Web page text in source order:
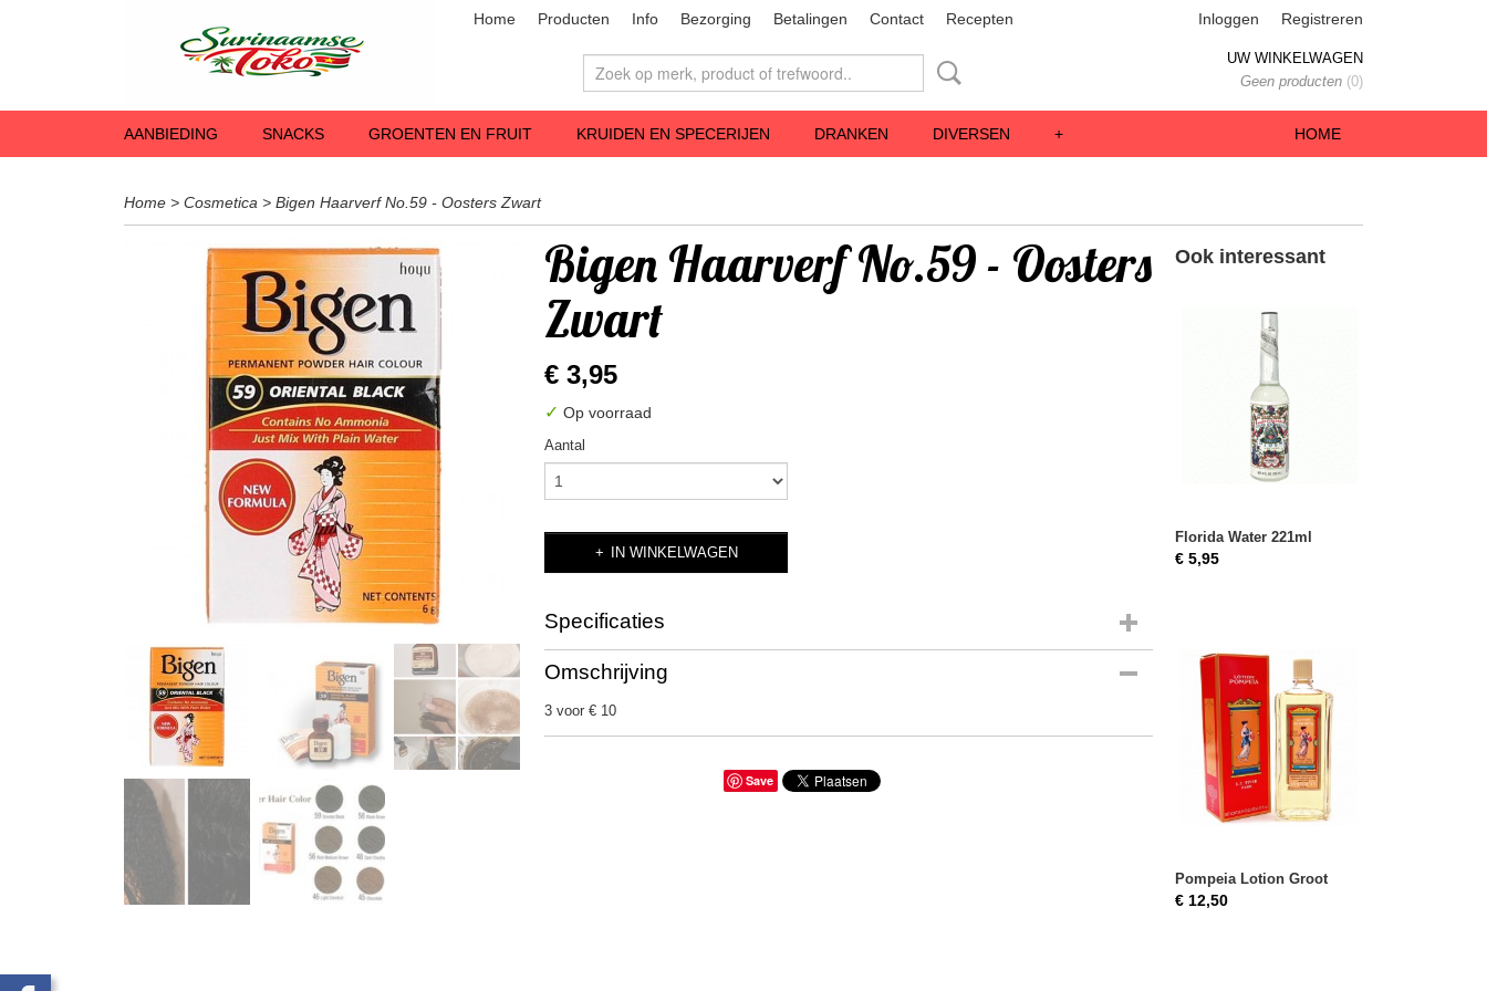
Home Producten Info Bezorging Betalingen Contact Recepten Inloggen Registreren
UW WINKELWAGEN
Geen producten (0)
HOME
AANBIEDING SNACKS GROENTEN EN FRUIT KRUIDEN EN SPECERIJEN DRANKEN DIVERSEN +
Home > Cosmetica > Bigen Haarverf No.59 - Oosters Zwart
Bigen Haarverf No.59 - Oosters
Zwart
€ 3,95
✓ Op voorraad
Aantal
IN WINKELWAGEN
Specificaties
Productcode
Omschrijving
3 voor € 10
Save
Ook interessant
Florida Water 221ml
€ 5,95
Pompeia Lotion Groot
€ 12,50